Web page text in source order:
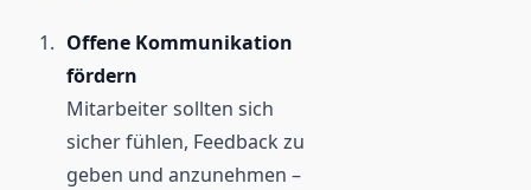
Offene Kommunikation
fördern
Mitarbeiter sollten sich
sicher fühlen, Feedback zu
geben und anzunehmen –